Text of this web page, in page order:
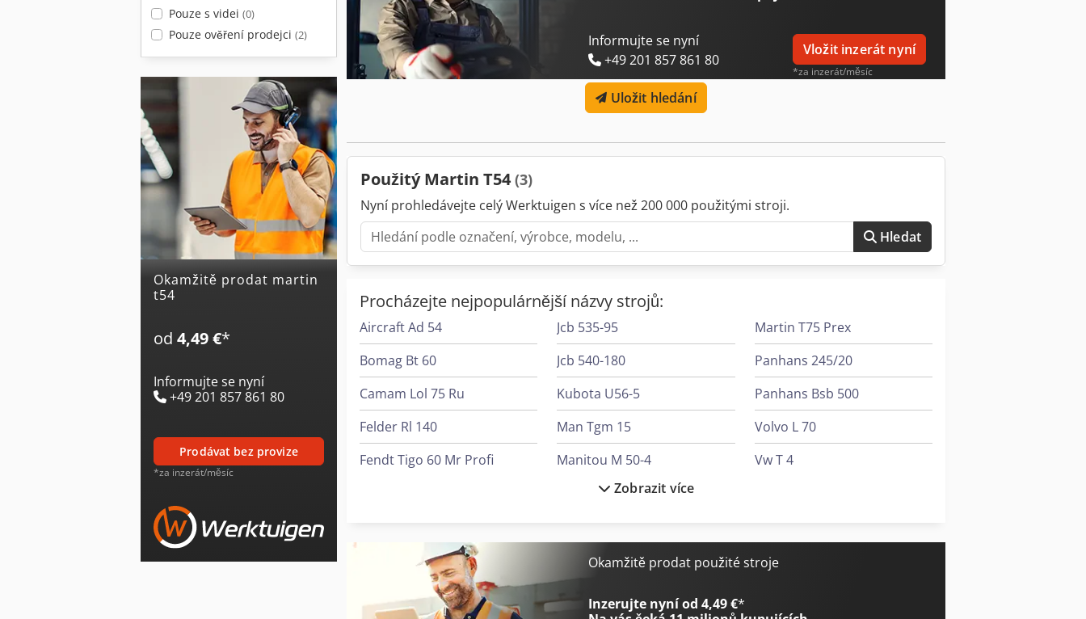
Pouze s videi (0)
Pouze ověření prodejci (2)
Okamžitě prodat martin
t54
od 4,49 €*
Informujte se nyní
+49 201 857 861 80
prodávat bez provize
*za inzerát/měsíc
minutu, Tersa Z4 Otáčky: 5000 ot/min Výkon motoru: 5,5 kW Plot nastavitelný do 45 Pomocné pravítko pro
malé obrobky Motorizované nastavení stolu Vybavení: T 54 T 5462-a Suvamatic T 541-a Tersa nožová hřídel
4 nože Umístění: Ex sklad 54634 Bitburg Chjdpfx Aaspgkmwjmja - ihned k dodání -
Informujte se nyní
+49 201 857 861 80
Vložit inzerát nyní
*za inzerát/měsíc
Uložit hledání
Použitý Martin T54 (3)
Nyní prohledávejte celý Werktuigen s více než 200 000 použitými stroji.
Hledat
Procházejte nejpopulárnější názvy strojů:
Aircraft Ad 54
Bomag Bt 60
Camam Lol 75 Ru
Felder Rl 140
Fendt Tigo 60 Mr Profi
Houfek Sr 530
Ibarmia Zv 45
Jcb 535-95
Jcb 540-180
Kubota U56-5
Man Tgm 15
Manitou M 50-4
Martin T45
Martin T65
Martin T75 Prex
Panhans 245/20
Panhans Bsb 500
Volvo L 70
Vw T 4
Zobrazit více
Okamžitě prodat použité stroje
Inzerujte nyní od 4,49 €*